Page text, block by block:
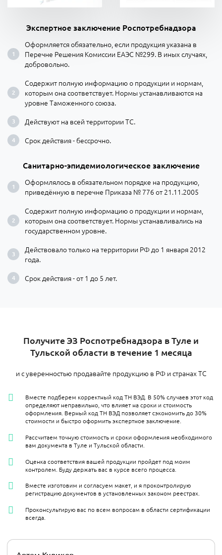
Экспертное заключение Роспотребнадзора
Оформляется обязательно, если продукция указана в
Перечне Решения Комиссии ЕАЭС №299. В иных случаях,
добровольно.
Содержит полную информацию о продукции и нормам,
которым она соответствует. Нормы устанавливаются на
уровне Таможенного союза.
Действуют на всей территории ТС.
Срок действия - бессрочно.
Санитарно-эпидемиологическое заключение
Оформлялось в обязательном порядке на продукцию,
приведённую в перечне Приказа № 776 от 21.11.2005
Содержит полную информацию о продукции и нормам,
которым она соответствует. Нормы устанавливались на
государственном уровне.
Действовало только на территории РФ до 1 января 2012
года.
Срок действия - от 1 до 5 лет.
Получите ЭЗ Роспотребнадзора в Туле и
Тульской области в течение 1 месяца
и с уверенностью продавайте продукцию в РФ и странах ТС
Вместе подберем корректный код ТН ВЭД. В 50% случаев этот код
определяют неправильно, что влияет на сроки и стоимость
оформления. Верный код ТН ВЭД позволяет сэкономить до 30%
стоимости и быстро оформить экспертное заключение.
Рассчитаем точную стоимость и сроки оформления необходимого
вам документа в Туле и Тульской области.
Оценка соответствия вашей продукции пройдет под моим
контролем. Буду держать вас в курсе всего процесса.
Вместе изготовим и согласуем макет, и я проконтролирую
регистрацию документов в установленных законом реестрах.
Проконсультирую вас по всем вопросам в области сертификации
всегда.